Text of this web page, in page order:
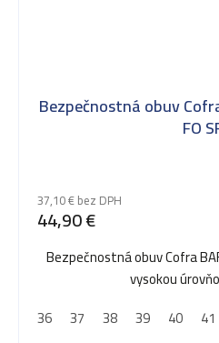
Bezpečnostná obuv
FO
37,10 € bez DPH
44,90 €
Bezpečnostná obuv Cofra
vysokou
36
37 38 39 40 41